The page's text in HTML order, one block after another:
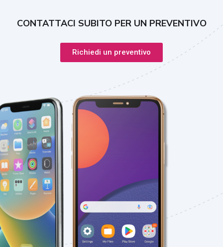
CONTATTACI SUBITO PER UN PREVENTIVO
Richiedi un preventivo